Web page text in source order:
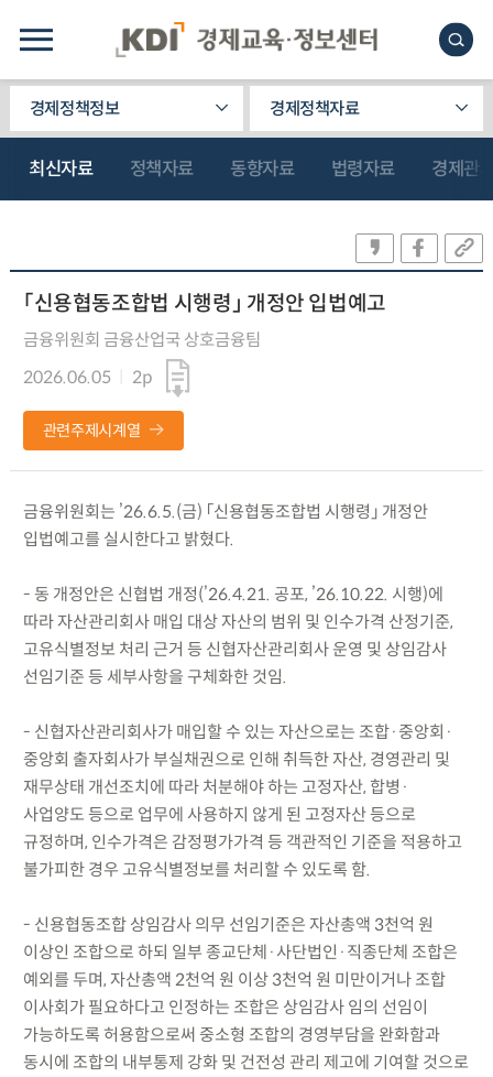
경제정책정보 경제정책자료
최신자료 정책자료 동향자료 법령자료 경제관
「신용협동조합법 시행령」 개정안 입법예고
금융위원회 금융산업국 상호금융팀
2026.06.05
2p
관련주제시계열
금융위원회는 ’26.6.5.(금) 「신용협동조합법 시행령」 개정안
입법예고를 실시한다고 밝혔다.
- 동 개정안은 신협법 개정(’26.4.21. 공포, ’26.10.22. 시행)에
따라 자산관리회사 매입 대상 자산의 범위 및 인수가격 산정기준,
고유식별정보 처리 근거 등 신협자산관리회사 운영 및 상임감사
선임기준 등 세부사항을 구체화한 것임.
- 신협자산관리회사가 매입할 수 있는 자산으로는 조합·중앙회·
중앙회 출자회사가 부실채권으로 인해 취득한 자산, 경영관리 및
재무상태 개선조치에 따라 처분해야 하는 고정자산, 합병·
사업양도 등으로 업무에 사용하지 않게 된 고정자산 등으로
규정하며, 인수가격은 감정평가가격 등 객관적인 기준을 적용하고
불가피한 경우 고유식별정보를 처리할 수 있도록 함.
- 신용협동조합 상임감사 의무 선임기준은 자산총액 3천억 원
이상인 조합으로 하되 일부 종교단체·사단법인·직종단체 조합은
예외를 두며, 자산총액 2천억 원 이상 3천억 원 미만이거나 조합
이사회가 필요하다고 인정하는 조합은 상임감사 임의 선임이
가능하도록 허용함으로써 중소형 조합의 경영부담을 완화함과
동시에 조합의 내부통제 강화 및 건전성 관리 제고에 기여할 것으로